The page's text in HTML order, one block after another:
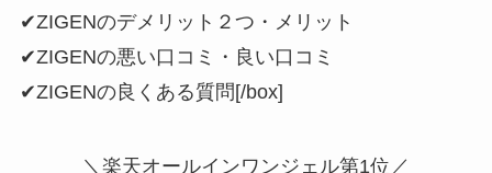
✔ZIGENのデメリット２つ・メリット
✔ZIGENの悪い口コミ・良い口コミ
✔ZIGENの良くある質問[/box]
＼楽天オールインワンジェル第1位／